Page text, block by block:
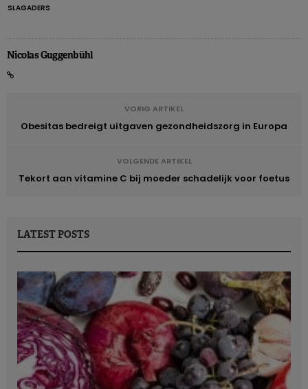
SLAGADERS
Nicolas Guggenbühl
VORIG ARTIKEL
Obesitas bedreigt uitgaven gezondheidszorg in Europa
VOLGENDE ARTIKEL
Tekort aan vitamine C bij moeder schadelijk voor foetus
LATEST POSTS